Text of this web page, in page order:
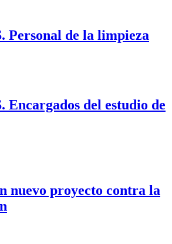
Personal de la limpieza
Encargados del estudio de
nuevo proyecto contra la